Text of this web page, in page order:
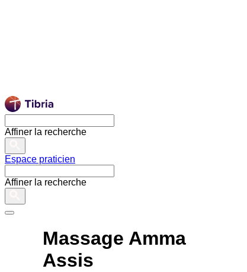
Affiner la recherche
Espace praticien
Affiner la recherche
Massage Amma
Assis